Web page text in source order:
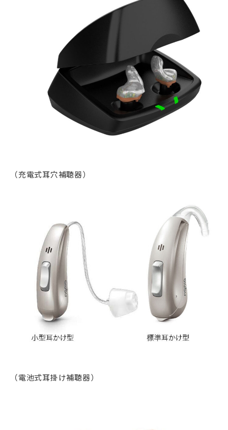
（充電式耳穴補聴器）
（電池式耳掛け補聴器）